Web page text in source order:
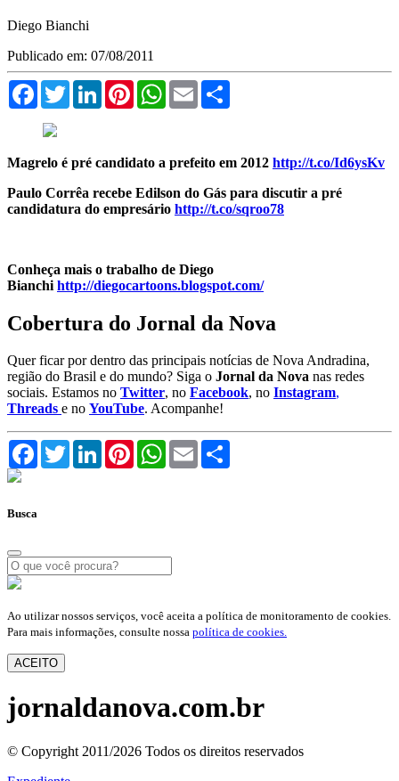
Diego Bianchi
Publicado em: 07/08/2011
FacebookTwitterLinkedInPinterestWhatsApp
Email
Magrelo é pré candidato a prefeito em 2012 http://t.co/Id6ysKv
Paulo Corrêa recebe Edilson do Gás para discutir a pré
candidatura do empresário http://t.co/sqroo78
Conheça mais o trabalho de Diego
Bianchi http://diegocartoons.blogspot.com/
Cobertura do Jornal da Nova
Quer ficar por dentro das principais notícias de Nova Andradina,
região do Brasil e do mundo? Siga o Jornal da Nova nas redes
sociais. Estamos no Twitter, no Facebook, no Instagram,
Threads e no YouTube. Acompanhe!
FacebookTwitterLinkedInPinterestWhatsApp
Email
Busca
Ao utilizar nossos serviços, você aceita a política de monitoramento de cookies.
Para mais informações, consulte nossa política de cookies.
ACEITO
jornaldanova.com.br
© Copyright 2011/2026 Todos os direitos reservados